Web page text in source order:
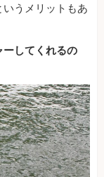
うメリットもあ
してくれるの